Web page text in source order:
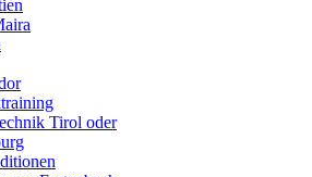
Tirol oder